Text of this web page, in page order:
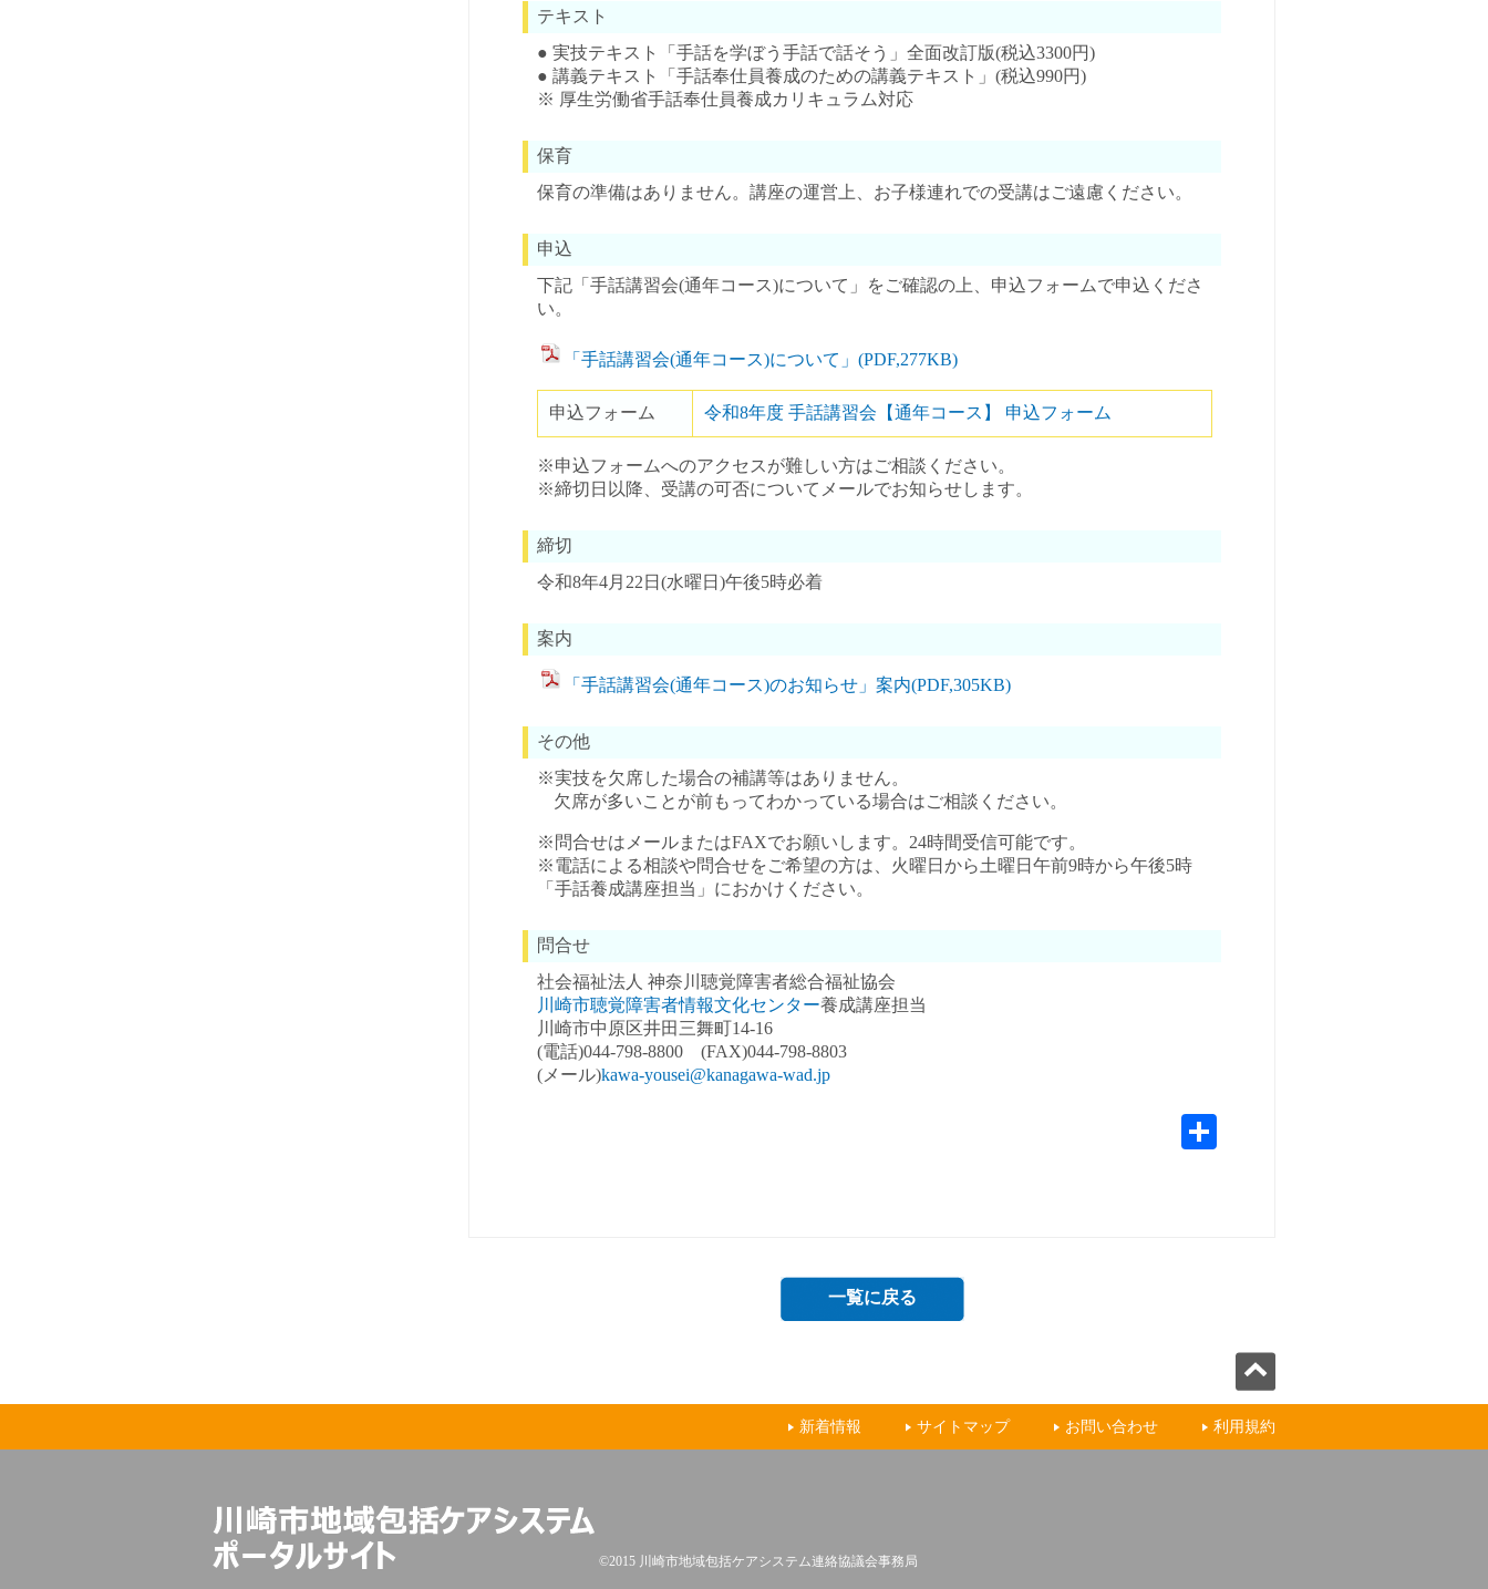
テキスト
● 実技テキスト「手話を学ぼう手話で話そう」全面改訂版(税込3300円)
● 講義テキスト「手話奉仕員養成のための講義テキスト」(税込990円)
※ 厚生労働省手話奉仕員養成カリキュラム対応
保育
保育の準備はありません。講座の運営上、お子様連れでの受講はご遠慮ください。
申込
下記「手話講習会(通年コース)について」をご確認の上、申込フォームで申込くださ
い。
「手話講習会(通年コース)について」(PDF,277KB)
申込フォーム 令和8年度 手話講習会【通年コース】 申込フォーム
※申込フォームへのアクセスが難しい方はご相談ください。
※締切日以降、受講の可否についてメールでお知らせします。
締切
令和8年4月22日(水曜日)午後5時必着
案内
「手話講習会(通年コース)のお知らせ」案内(PDF,305KB)
その他
※実技を欠席した場合の補講等はありません。
欠席が多いことが前もってわかっている場合はご相談ください。
※問合せはメールまたはFAXでお願いします。24時間受信可能です。
※電話による相談や問合せをご希望の方は、火曜日から土曜日午前9時から午後5時
「手話養成講座担当」におかけください。
問合せ
社会福祉法人 神奈川聴覚障害者総合福祉協会
川崎市聴覚障害者情報文化センター養成講座担当
川崎市中原区井田三舞町14‐16
(電話)044-798-8800 (FAX)044‐798-8803
(メール)kawa-yousei@kanagawa-wad.jp
一覧に戻る
利用規約
お問い合わせ
サイトマップ
新着情報
©2015 川崎市地域包括ケアシステム連絡協議会事務局